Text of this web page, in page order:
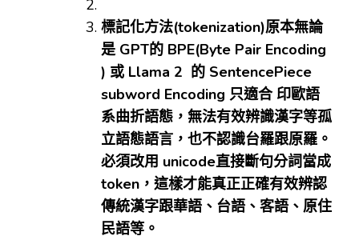
標記化方法(tokenization)原本無論
是GPT的 BPE(Byte Pair Encoding
) 或 Llama 2 的 SentencePiece
subword Encoding 只適合 印歐語
系曲折語態，無法有效辨識漢字等孤
立語態語言，也不認識台羅跟原羅。
必須改用 unicode直接斷句分詞當成
token ，這樣才能真正正確有效辨認
傳統漢字跟華語、台語、客語、原住
民語等。